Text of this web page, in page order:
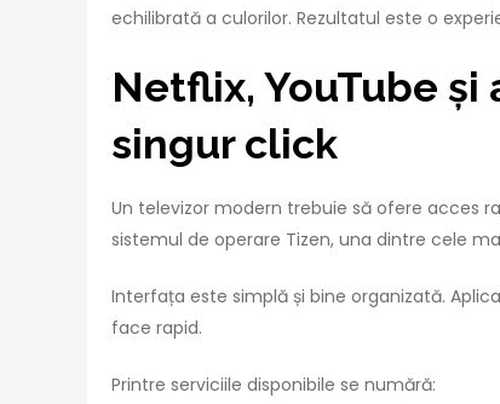
echilibrată a culorilor. Rezultatul este o
Netflix, YouTube
singur click
Un televizor modern trebuie să ofere acces
sistemul de operare Tizen, una dintre cele
Interfața este simplă și bine organizată.
face rapid.
Printre serviciile disponibile se numără: